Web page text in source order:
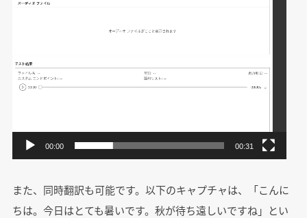
00:00 00:31
また、同時翻訳も可能です。以下のキャプチャは、「こんに
ちは。今日はとても暑いです。秋が待ち遠しいですね」とい